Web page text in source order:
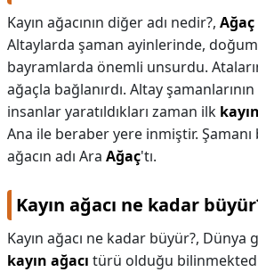
Kayın ağacının diğer adı nedir?, Ağaç
Altaylarda şaman ayinlerinde,
bayramlarda önemli unsurdu.
ağaçla bağlanırdı. Altay
insanlar yaratıldıkları zaman ilk
Ana ile beraber yere inmiştir.
ağacın adı Ara Ağaç'tı.
Kayın ağacı ne kadar
Kayın ağacı ne kadar büyür?, Dünya
kayın ağacı türü olduğu